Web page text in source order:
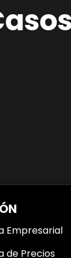
Empresarial
de Precios